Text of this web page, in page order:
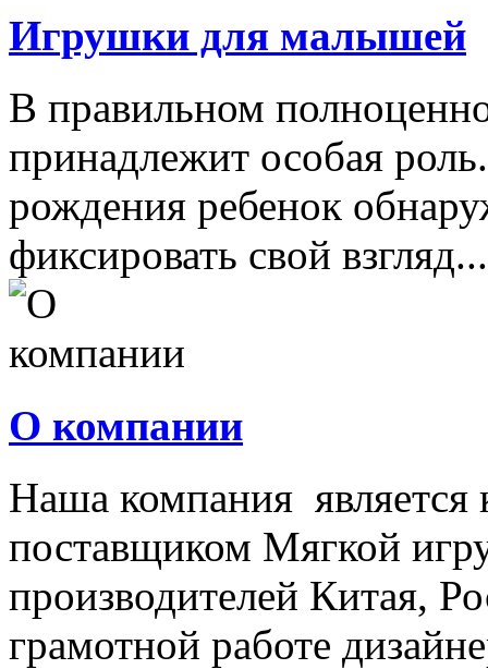
Игрушки для малышей
В правильном
принадлежит особая
рождения ребенок
фиксировать свой взгляд...
О компании
Наша компания
поставщиком Мягкой
производителей Китая,
грамотной работе